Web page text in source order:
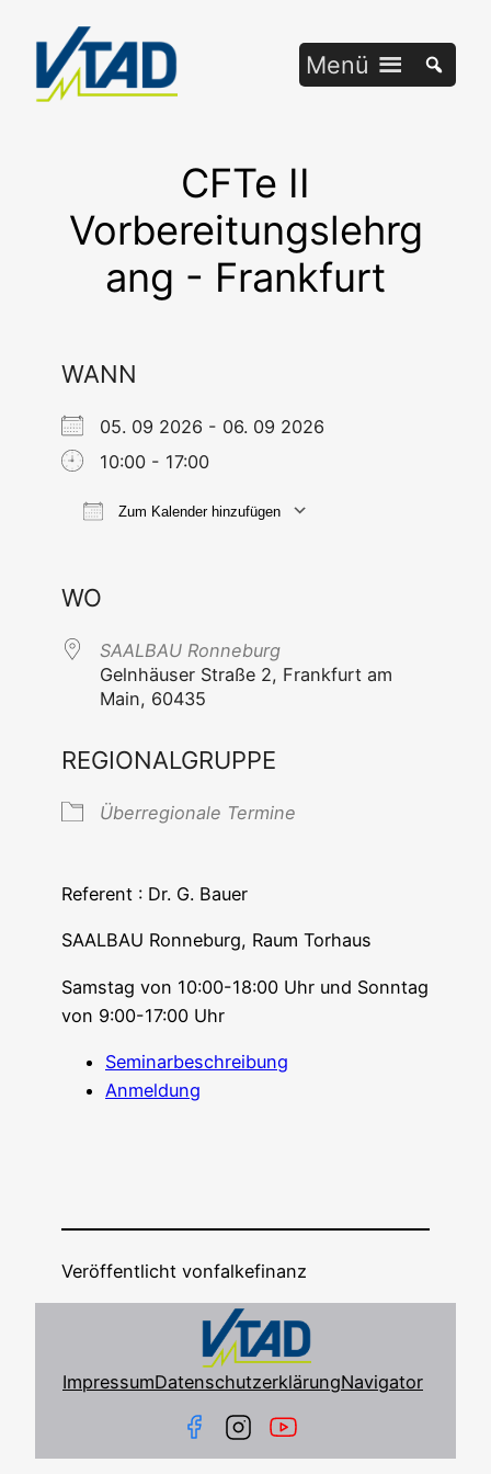
springen
Menü
CFTe II
Vorbereitungslehrg
ang - Frankfurt
WANN
05. 09 2026 - 06. 09 2026
10:00 - 17:00
Zum Kalender hinzufügen
WO
SAALBAU Ron­ne­burg
Geln­häu­ser Stra­ße 2, Frank­furt am
Main, 60435
REGIONALGRUPPE
Über­re­gio­na­le Termine
Refe­rent : Dr. G. Bauer
SAALBAU Ron­ne­burg, Raum Torhaus
Sams­tag von 10:00-18:00 Uhr und Sonn­tag
von 9:00-17:00 Uhr
Semi­nar­be­schrei­bung
Anmel­dung
Veröffentlicht vonfalkefinanz
ImpressumDatenschutzerklärungNavigator